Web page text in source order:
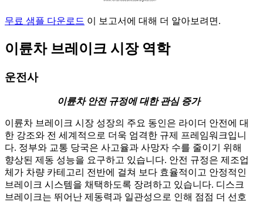
무료 샘플 다운로드 이 보고서에 대해 더 알아보려면.
이륜차 브레이크 시장 역학
운전사
이륜차 안전 규정에 대한 관심 증가
이륜차 브레이크 시장 성장의 주요 동인은 라이더 안전에 대
한 강조와 전 세계적으로 더욱 엄격한 규제 프레임워크입니
다. 정부와 교통 당국은 사고율과 사망자 수를 줄이기 위해
향상된 제동 성능을 요구하고 있습니다. 안전 규정은 제조업
체가 차량 카테고리 전반에 걸쳐 보다 효율적이고 안정적인
브레이크 시스템을 채택하도록 장려하고 있습니다. 디스크
브레이크는 뛰어난 제동력과 일관성으로 인해 점점 더 선호